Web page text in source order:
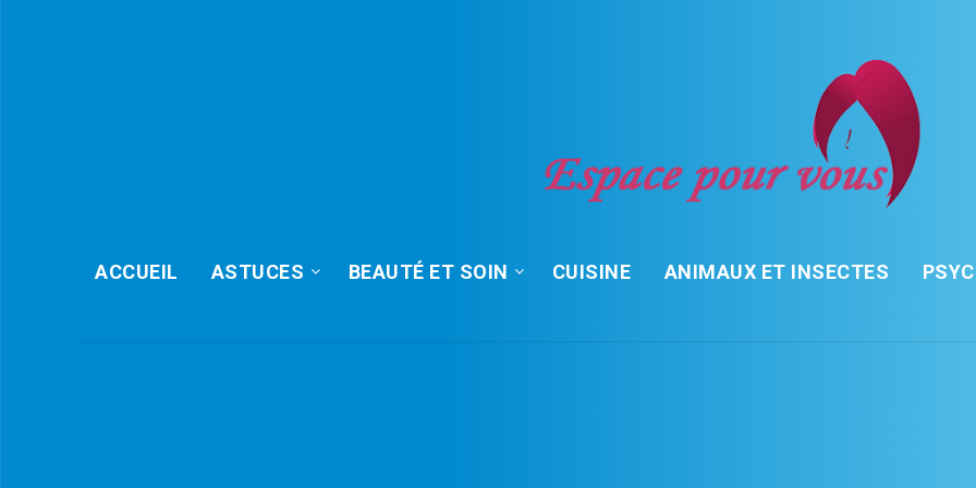
ACCUEIL ASTUCES BEAUTÉ ET SOIN CUISINE ANIMAUX ET INSECTES